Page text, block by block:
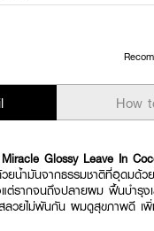
How
Glossy Leave In
ยน้ำมันจากธรรมชาติที่อุดมด้วย
ต่รากจนถึงปลายผม ฟื้นบำรุง
ลวยไม่พันกัน ผมดูสุขภาพดี เพิ่